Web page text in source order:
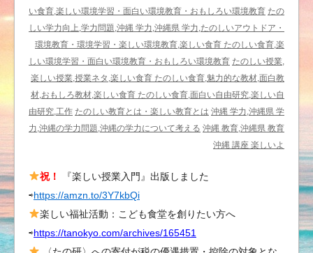
も
未
来
キ
ャ
ラ
バ
ン
響
／
沖
い食育,楽しい環境学習・面白い環境教育・おもしろい環境教育 たの
しい学力向上,学力問題,沖縄 学力,沖縄県 学力,たのしいアウトドア・
環境教育・環境学習・楽しい環境教育,楽しい食育 たのしい食育,楽
しい環境学習・面白い環境教育・おもしろい環境教育 たのしい授業,
楽しい授業,授業ネタ,楽しい食育 たのしい食育,魅力的な教材,面白教
材,おもしろ教材,楽しい食育 たのしい食育,面白い自由研究,楽しい自
由研究,工作 たのしい教育とは・楽しい教育とは 沖縄 学力,沖縄県 学
力,沖縄の学力問題,沖縄の学力について考える 沖縄 教育,沖縄県 教育
沖縄 講座 楽しいよ
祝！
『楽しい授業入門』出版しました
⇨https://amzn.to/3Y7kbQi
楽しい福祉活動：こども食堂を創りたい方へ
⇨https://tanokyo.com/archives/165451